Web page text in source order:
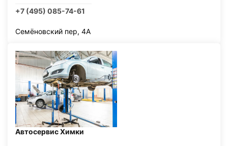
+7 (495) 085-74-61
Семёновский пер, 4А
Автосервис Химки